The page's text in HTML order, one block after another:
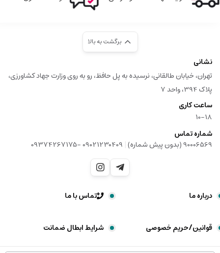
برگشت به بالا
نشانی
تهران، خیابان طالقانی، نرسیده به پل حافظ، رو به روی وزارت جهاد کشاورزی،
پلاک 394، واحد 7
ساعت کاری
10-18
شماره تماس
90006569 (بدون پیش شماره)
|
09021230409 -09374267175
درباره ما تماس با ما
قوانین/حریم خصوصی شرایط ابطال ضمانت